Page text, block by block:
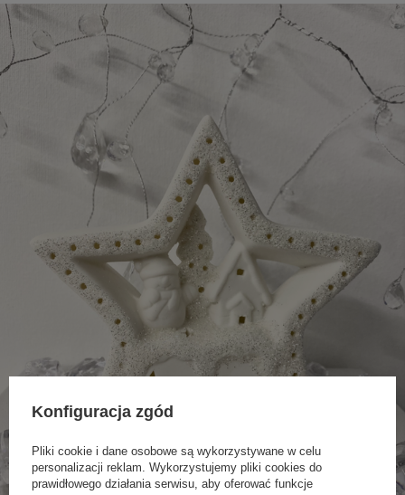
Konfiguracja zgód
Pliki cookie i dane osobowe są wykorzystywane w celu
personalizacji reklam. Wykorzystujemy pliki cookies do
prawidłowego działania serwisu, aby oferować funkcje